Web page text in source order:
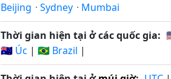
Beijing · Sydney · Mumbai
Thời gian hiện tại ở các quốc gia:
🇦🇺 Úc | 🇧🇷 Brazil |